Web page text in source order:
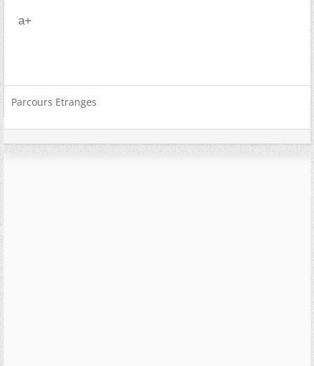
a+
Parcours Etranges